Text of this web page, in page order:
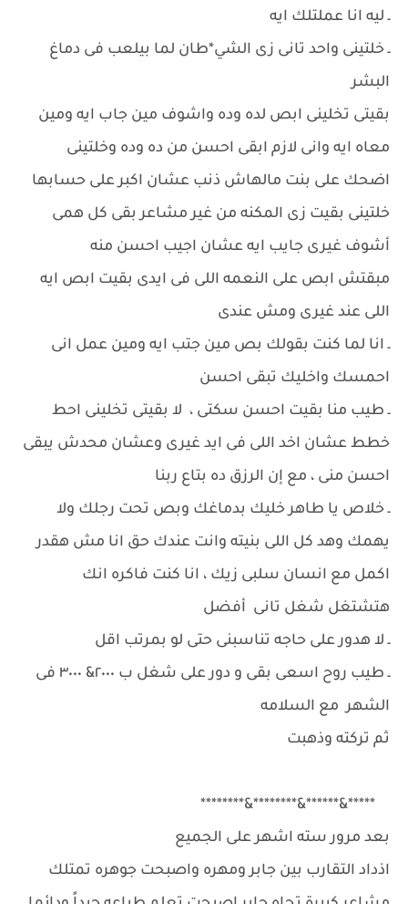
ـ ليه انا عملتلك ايه
ـ خلتينى واحد تانى زى الشي*طان لما بيلعب فى دماغ
البشر
بقيتى تخلينى ابص لده وده واشوف مين جاب ايه ومين
معاه ايه وانى لازم ابقى احسن من ده وده وخلتينى
اضحك على بنت مالهاش ذنب عشان اكبر على حسابها
خلتينى بقيت زى المكنه من غير مشاعر بقى كل همى
أشوف غيرى جايب ايه عشان اجيب احسن منه
مبقتش ابص على النعمه اللى فى ايدى بقيت ابص ايه
اللى عند غيرى ومش عندى
ـ انا لما كنت بقولك بص مين جتب ايه ومين عمل انى
احمسك واخليك تبقى احسن
ـ طيب منا بقيت احسن سكتى ، لا بقيتى تخلينى احط
خطط عشان اخد اللى فى ايد غيرى وعشان محدش يبقى
احسن منى ، مع إن الرزق ده بتاع ربنا
ـ خلاص يا طاهر خليك بدماغك وبص تحت رجلك ولا
يهمك وهد كل اللى بنيته وانت عندك حق انا مش هقدر
اكمل مع انسان سلبى زيك ، انا كنت فاكره انك
هتشتغل شغل تانى أفضل
ـ لا هدور على حاجه تناسبنى حتى لو بمرتب اقل
ـ طيب روح اسعى بقى و دور على شغل ب ٢٠٠٠& ٣٠٠٠ فى
الشهر مع السلامه
ثم تركته وذهبت
*****&******&********&********
بعد مرور سته اشهر على الجميع
اذداد التقارب بين جابر ومهره واصبحت جوهره تمتلك